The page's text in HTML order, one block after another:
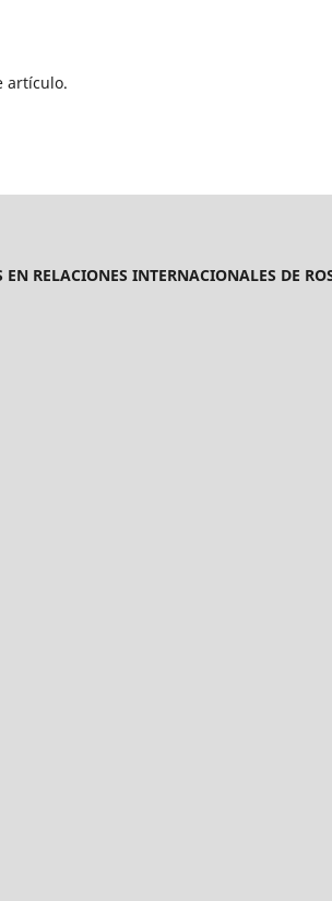
artículo.
EN RELACIONES INTERNACIONALES DE